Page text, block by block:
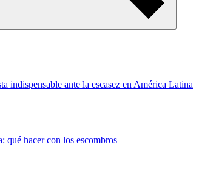
indispensable ante la escasez en América Latina
qué hacer con los escombros